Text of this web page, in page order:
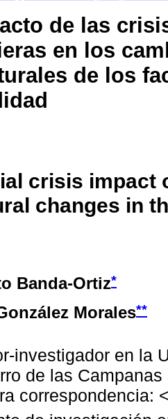
de las
en los
de los
crisis impact
changes in
Banda-Ortiz*
Morales**
investigador en la
de las
correspondencia: